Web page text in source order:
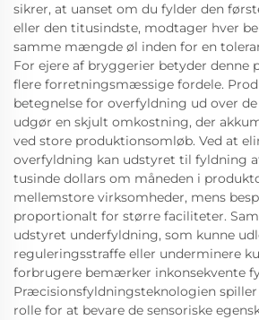
sikrer, at uanset om du fylder den
eller den titusindste, modtager hver
samme mængde øl inden for en
For ejere af bryggerier betyder denne
flere forretningsmæssige fordele.
betegnelse for overfyldning ud over
udgør en skjult omkostning, der
ved store produktionsomløb. Ved at
overfyldning kan udstyret til fyldning
tusinde dollars om måneden i
mellemstore virksomheder, mens
proportionalt for større faciliteter.
udstyret underfyldning, som kunne
reguleringsstraffe eller underminere
forbrugere bemærker inkonsekvente
Præcisionsfyldningsteknologien
rolle for at bevare de sensoriske